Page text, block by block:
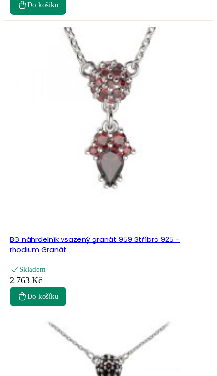
Do košíku
BG náhrdelník vsazený granát 959 Stříbro 925 -
rhodium Granát
Skladem
2 763 Kč
Do košíku